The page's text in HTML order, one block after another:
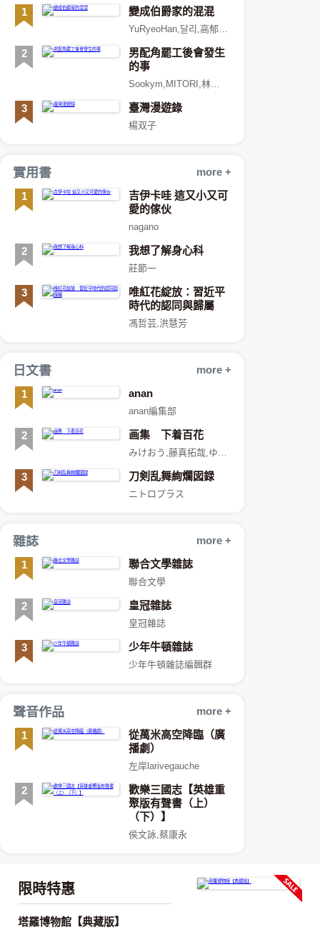
限時特惠
塔羅博物館【典藏版】
1
變成伯爵家的混混
YuRyeoHan,달리,高郁傑,陳品芳
2
男配角罷工後會發生
的事
Sookym,MITORI,林禎雅,陳麗璇,林雯梅
3 臺灣漫遊錄
楊双子
實用書
more +
1
吉伊卡哇 這又小又可
愛的傢伙
nagano
2 我想了解身心科
莊節一
3
唯紅花綻放：習近平
時代的認同與歸屬
馮哲芸,洪慧芳
日文書
more +
1
anan
anan編集部
2 画集 下着百花
みけおう,藤真拓哉,ゆき恵,あめとゆき,有末つかさ,立羽,TwinBox,まふゆ,みわべさくら,夜ノみつき
3 刀剣乱舞絢爛図録
ニトロプラス
雜誌
more +
1
聯合文學雜誌
聯合文學
2 皇冠雜誌
皇冠雜誌
3 少年牛頓雜誌
少年牛頓雜誌編輯群
聲音作品
more +
1
從萬米高空降臨（廣
播劇）
左岸larivegauche
2
歡樂三國志【英雄重
聚版有聲書（上）
（下）】
侯文詠,蔡康永